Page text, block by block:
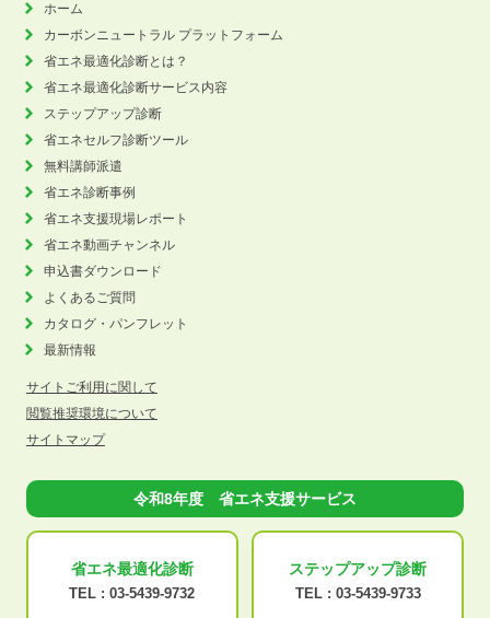
ホーム
カーボンニュートラル プラットフォーム
省エネ最適化診断とは？
省エネ最適化診断サービス内容
ステップアップ診断
省エネセルフ診断ツール
無料講師派遣
省エネ診断事例
省エネ支援現場レポート
省エネ動画チャンネル
申込書ダウンロード
よくあるご質問
カタログ・パンフレット
最新情報
サイトご利用に関して
閲覧推奨環境について
サイトマップ
令和8年度 省エネ支援サービス
省エネ最適化診断
TEL : 03-5439-9732
ステップアップ診断
TEL : 03-5439-9733